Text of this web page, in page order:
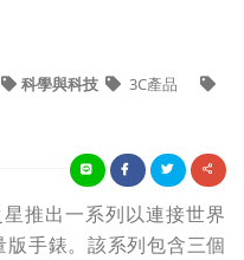
科學與科技 3C產品
推出一系列以連接世界
手錶。該系列包含三個